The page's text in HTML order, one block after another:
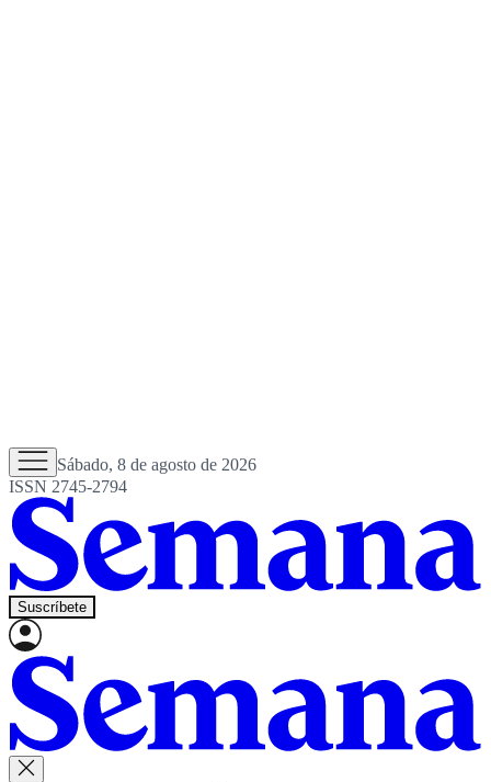
Sábado, 8 de agosto de 2026
ISSN 2745-2794
Suscríbete